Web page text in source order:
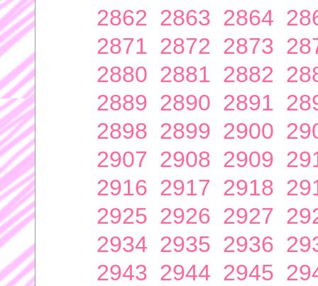
2862 2863 2864
2871 2872 2873
2880 2881 2882
2889 2890 2891
2898 2899 2900
2907 2908 2909
2916 2917 2918
2925 2926 2927
2934 2935 2936
2943 2944 2945